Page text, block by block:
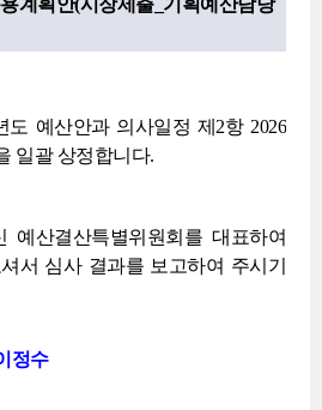
계획안(시장제출_기획예산담당
도 예산안과 의사일정 제2항 2026
일괄 상정합니다.
예산결산특별위원회를 대표하여
서 심사 결과를 보고하여 주시기
정수